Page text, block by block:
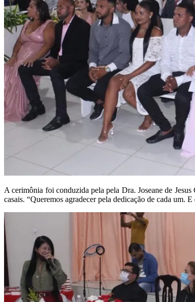
A cerimônia foi conduzida pela pela Dra. Joseane de
casais. “Queremos agradecer pela dedicação de cada um.